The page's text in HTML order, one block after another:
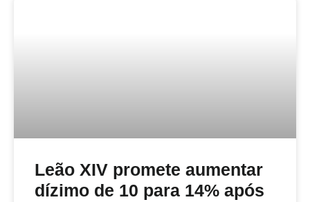
Leão XIV promete aumentar
dízimo de 10 para 14% após